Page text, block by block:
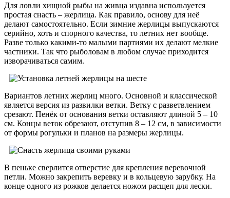
Для ловли хищной рыбы на живца издавна используется
простая снасть – жерлица. Как правило, основу для неё
делают самостоятельно. Если зимние жерлицы выпускаются
серийно, хоть и спорного качества, то летних нет вообще.
Разве только какими-то малыми партиями их делают мелкие
частники. Так что рыболовам в любом случае приходится
изворачиваться самим.
Вариантов летних жерлиц много. Основной и классической
является версия из развилки ветки. Ветку с разветвлением
срезают. Пенёк от основания ветки оставляют длиной 5 – 10
см. Концы веток обрезают, отступив 8 – 12 см, в зависимости
от формы рогульки и планов на размеры жерлицы.
В пеньке сверлится отверстие для крепления веревочной
петли. Можно закрепить веревку и в кольцевую зарубку. На
конце одного из рожков делается ножом расщеп для лески.